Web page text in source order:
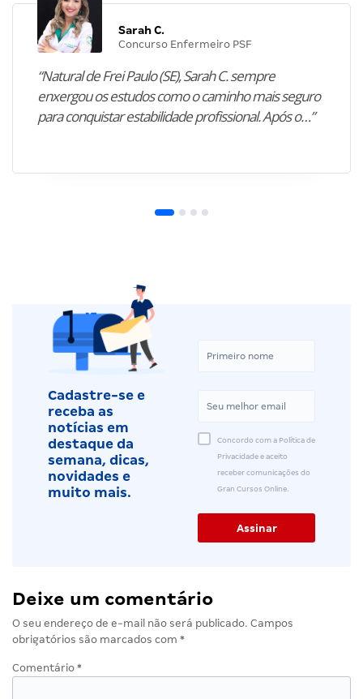
Sarah C.
Concurso Enfermeiro PSF
“Natural de Frei Paulo (SE), Sarah C. sempre
enxergou os estudos como o caminho mais seguro
para conquistar estabilidade profissional. Após o…”
Cadastre-se e
receba as
notícias em
destaque da
semana, dicas,
novidades e
muito mais.
Concordo com a Política de
Privacidade e aceito
receber comunicações do
Gran Cursos Online.
Deixe um comentário
O seu endereço de e-mail não será publicado. Campos
obrigatórios são marcados com *
Comentário *